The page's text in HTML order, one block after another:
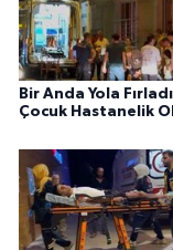
Bir Anda Yola
Çocuk Hastanelik